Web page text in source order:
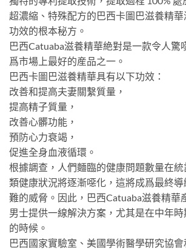
超濃縮、特殊配方的巴西卡圖巴滋養精
功效的根本秘方。
巴西Catuaba滋養精華絶對是一款令人驚
爲市場上最好的産品之一。
巴西卡圖巴滋養精華具有以下功效：
改善和提高夫妻關繫質量，
提高精子質量，
改善心髒功能，
預防心力衰竭，
促進全身血液循環。
根據調查，人們麵臨的健康問題數量在
類健康狀況將逐漸噁化，這將成爲最終
難的威脅。因此，巴西Catuaba滋養精華
男士提供一線解決方案，尤其是在中年
的時候。
巴西國家實驗室、美國學術醫學研究協